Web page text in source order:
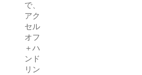
で、
アク
セル
オフ
＋ハ
ンド
リン